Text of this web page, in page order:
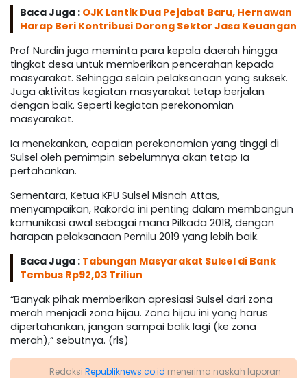
Baca Juga : OJK Lantik Dua Pejabat Baru, Hernawan
Harap Beri Kontribusi Dorong Sektor Jasa Keuangan
Prof Nurdin juga meminta para kepala daerah hingga
tingkat desa untuk memberikan pencerahan kepada
masyarakat. Sehingga selain pelaksanaan yang suksek.
Juga aktivitas kegiatan masyarakat tetap berjalan
dengan baik. Seperti kegiatan perekonomian
masyarakat.
Ia menekankan, capaian perekonomian yang tinggi di
Sulsel oleh pemimpin sebelumnya akan tetap Ia
pertahankan.
Sementara, Ketua KPU Sulsel Misnah Attas,
menyampaikan, Rakorda ini penting dalam membangun
komunikasi awal sebagai mana Pilkada 2018, dengan
harapan pelaksanaan Pemilu 2019 yang lebih baik.
Baca Juga : Tabungan Masyarakat Sulsel di Bank
Tembus Rp92,03 Triliun
“Banyak pihak memberikan apresiasi Sulsel dari zona
merah menjadi zona hijau. Zona hijau ini yang harus
dipertahankan, jangan sampai balik lagi (ke zona
merah),” sebutnya. (rls)
Redaksi Republiknews.co.id menerima naskah laporan